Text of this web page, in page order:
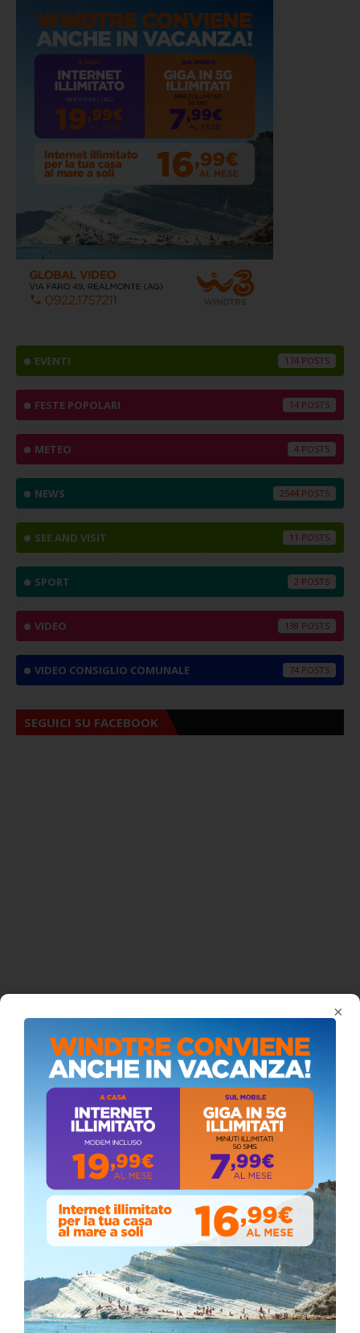
×
EVENTI 174
FESTE POPOLARI 14
METEO 4
NEWS 2544
SEE AND VISIT 11
SPORT 2
VIDEO 138
VIDEO CONSIGLIO COMUNALE 74
SEGUICI SU FACEBOOK
ISCRIVITI AL CANALE YOUTUBE